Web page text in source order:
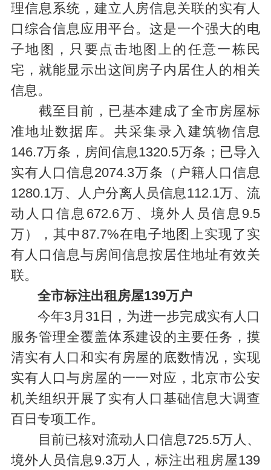
理信息系统，建立人房信息关联的实有人
口综合信息应用平台。这是一个强大的电
子地图，只要点击地图上的任意一栋民
宅，就能显示出这间房子内居住人的相关
信息。
截至目前，已基本建成了全市房屋标
准地址数据库。共采集录入建筑物信息
146.7万条，房间信息1320.5万条；已导入
实有人口信息2074.3万条（户籍人口信息
1280.1万、人户分离人员信息112.1万、流
动人口信息672.6万、境外人员信息9.5
万），其中87.7%在电子地图上实现了实
有人口信息与房间信息按居住地址有效关
联。
全市标注出租房屋139万户
今年3月31日，为进一步完成实有人口
服务管理全覆盖体系建设的主要任务，摸
清实有人口和实有房屋的底数情况，实现
实有人口与房屋的一一对应，北京市公安
机关组织开展了实有人口基础信息大调查
百日专项工作。
目前已核对流动人口信息725.5万人、
境外人员信息9.3万人，标注出租房屋139